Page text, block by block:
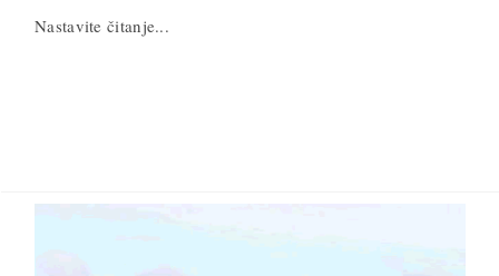
Nastavite čitanje...